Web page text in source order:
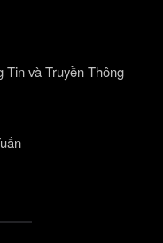
và Truyền Thông